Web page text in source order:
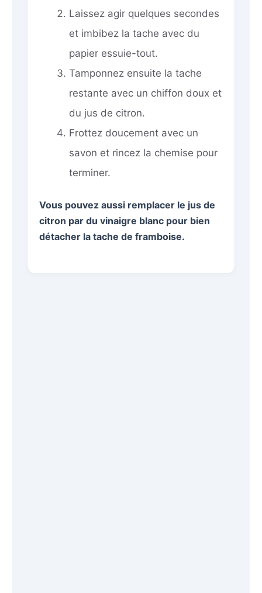
Laissez agir quelques secondes
et imbibez la tache avec du
papier essuie-tout.
Tamponnez ensuite la tache
restante avec un chiffon doux et
du jus de citron.
Frottez doucement avec un
savon et rincez la chemise pour
terminer.
Vous pouvez aussi remplacer le jus de
citron par du vinaigre blanc pour bien
détacher la tache de framboise.